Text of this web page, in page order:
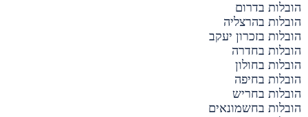
הובלות בדרום
הובלות בהרצליה
הובלות בזכרון יעקב
הובלות בחדרה
הובלות בחולון
הובלות בחיפה
הובלות בחריש
הובלות בחשמונאים